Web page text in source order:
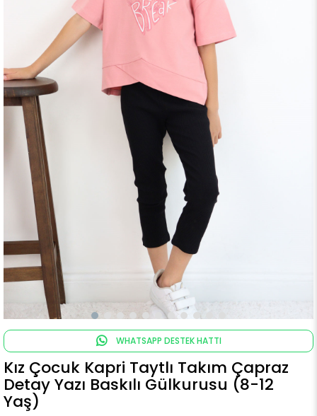
WHATSAPP DESTEK HATTI
Kız Çocuk Kapri Taytlı Takım Çapraz
Detay Yazı Baskılı Gülkurusu (8-12
Yaş)